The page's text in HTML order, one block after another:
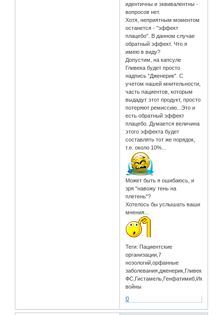
идентичны и эквивалентны -
вопросов нет.
Хотя, неприятным моментом
останется - "эффект
плацебо". В данном случае
обратный эффект. Что я
имею в виду?
Допустим, на капсуле
Гливека будет просто
надпись "Дженерик". С
учетом нашей мнительности,
часть пациентов, которым
выдадут этот продукт, просто
потеряют ремиссию...Это и
есть обратный эффект
плацебо. Думается величина
этого эффекта будет
составлять тот же порядок,
т.е. около 10%...
Может быть я ошибаюсь, и
зря "навожу тень на
плетень"?
Хотелось бы услышать ваши
мнения...
Теги: Пациентские
организации,7
нозологий,орфанные
войны
0